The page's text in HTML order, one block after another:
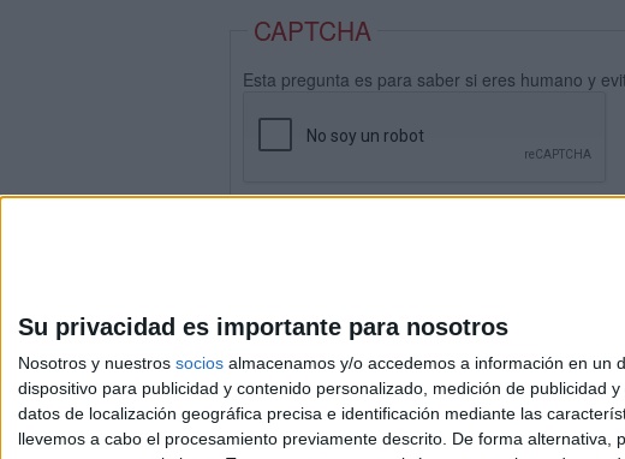
Su privacidad es importante para nosotros
Nosotros y nuestros socios almacenamos y/o accedemos a información en un
dispositivo para publicidad y contenido personalizado, medición de publicidad
datos de localización geográfica precisa e identificación mediante las
llevemos a cabo el procesamiento previamente descrito. De forma
CAPTCHA
Esta pregunta es para saber si eres humano y
Aviso legal|